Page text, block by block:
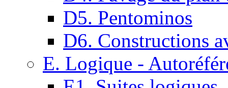
D5. Pentominos
D6. Constructions
E. Logique -